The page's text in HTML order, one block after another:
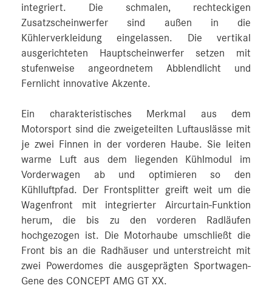
integriert. Die schmalen, rechteckigen
Zusatzscheinwerfer sind außen in die
Kühlerverkleidung eingelassen. Die vertikal
ausgerichteten Hauptscheinwerfer setzen mit
stufenweise angeordnetem Abblendlicht und
Fernlicht innovative Akzente.
Ein charakteristisches Merkmal aus dem
Motorsport sind die zweigeteilten Luftauslässe mit
je zwei Finnen in der vorderen Haube. Sie leiten
warme Luft aus dem liegenden Kühlmodul im
Vorderwagen ab und optimieren so den
Kühlluftpfad. Der Frontsplitter greift weit um die
Wagenfront mit integrierter Aircurtain-Funktion
herum, die bis zu den vorderen Radläufen
hochgezogen ist. Die Motorhaube umschließt die
Front bis an die Radhäuser und unterstreicht mit
zwei Powerdomes die ausgeprägten Sportwagen-
Gene des CONCEPT AMG GT XX.